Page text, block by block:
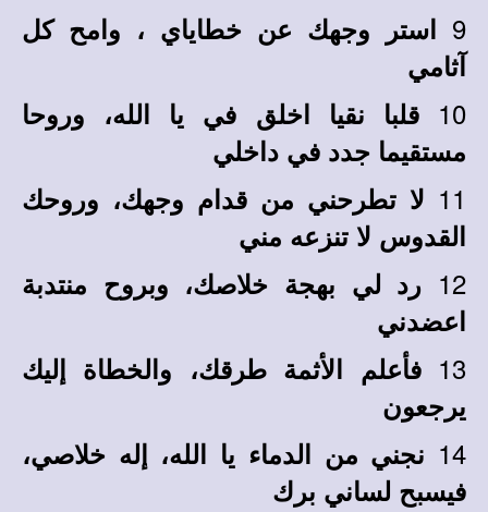
9 استر وجهك عن خطاياي ، وامح كل
آثامي
10 قلبا نقيا اخلق في يا الله، وروحا
مستقيما جدد في داخلي
11 لا تطرحني من قدام وجهك، وروحك
القدوس لا تنزعه مني
12 رد لي بهجة خلاصك، وبروح منتدبة
اعضدني
13 فأعلم الأثمة طرقك، والخطاة إليك
يرجعون
14 نجني من الدماء يا الله، إله خلاصي،
فيسبح لساني برك